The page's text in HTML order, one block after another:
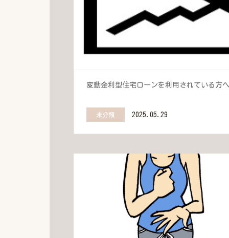
変動金利型住宅ローンを利用されている方へ
未分類 2025.05.29